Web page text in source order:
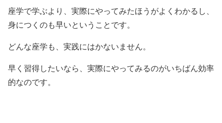
座学で学ぶより、実際にやってみたほうがよくわかるし、
身につくのも早いということです。
どんな座学も、実践にはかないません。
早く習得したいなら、実際にやってみるのがいちばん効率
的なのです。